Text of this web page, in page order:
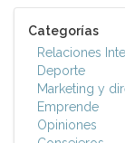
Categorías
Relaciones
Deporte
Marketing y
Emprende
Opiniones